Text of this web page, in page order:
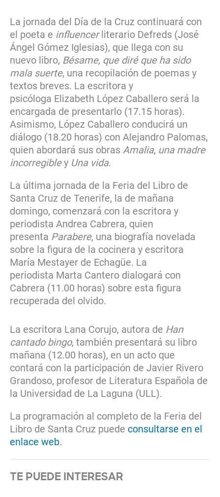
La jornada del Día de la Cruz continuará con
el poeta e influencerliterario Defreds (José
Ángel Gómez Iglesias), que llega con su
nuevo libro, Bésame, que diré que ha sido
mala suerte, una recopilación de poemas y
textos breves. La escritora y
psicóloga Elizabeth López Caballero será la
encargada de presentarlo (17.15 horas).
Asimismo, López Caballero conducirá un
diálogo (18.20 horas) con Alejandro Palomas,
quien abordará sus obras Amalia, una madre
incorregibley Una vida.
La última jornada de la Feria del Libro de
Santa Cruz de Tenerife, la de mañana
domingo, comenzará con la escritora y
periodista Andrea Cabrera, quien
presenta Parabere, una biografía novelada
sobre la figura de la cocinera y escritora
María Mestayer de Echagüe. La
periodista Marta Cantero dialogará con
Cabrera (11.00 horas) sobre esta figura
recuperada del olvido.
La escritora Lana Corujo, autora de Han
cantado bingo, también presentará su libro
mañana (12.00 horas), en un acto que
contará con la participación de Javier Rivero
Grandoso, profesor de Literatura Española de
la Universidad de La Laguna (ULL).
La programación al completo de la Feria del
Libro de Santa Cruz puede consultarse en el
enlace web.
TE PUEDE INTERESAR